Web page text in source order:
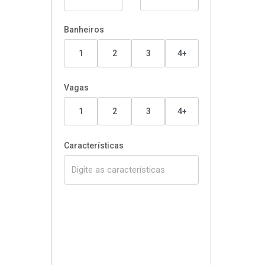
Banheiros
1 2 3 4+
Vagas
1 2 3 4+
Características